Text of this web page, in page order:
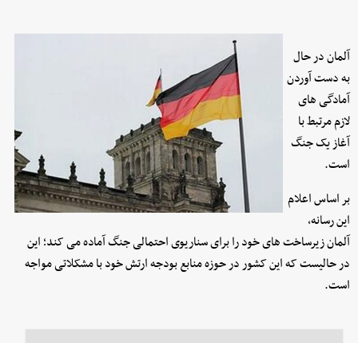
آلمان در حال
به دست آوردن
آمادگی های
لازم مرتبط با
آغاز یک جنگ
است.
بر اساس اعلام
این رسانه،
آلمان زیرساخت‌ های خود را برای سناریوی احتمالی جنگ آماده می‌ کند؛ این
در حالیست که این کشور در حوزه منابع بودجه ارتش خود با مشکلاتی مواجه
است.